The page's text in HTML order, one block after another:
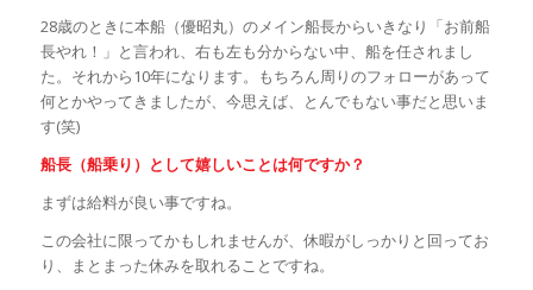
28歳のときに本船（優昭丸）のメイン船長からいきなり「お前船
長やれ！」と言われ、右も左も分からない中、船を任されまし
た。それから10年になります。もちろん周りのフォローがあって
何とかやってきましたが、今思えば、とんでもない事だと思いま
す(笑)
船長（船乗り）として嬉しいことは何ですか？
まずは給料が良い事ですね。
この会社に限ってかもしれませんが、休暇がしっかりと回ってお
り、まとまった休みを取れることですね。